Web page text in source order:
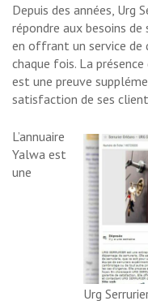
Depuis des années, Urg
répondre aux besoins de
en offrant un service de
chaque fois. La présence
est une preuve
satisfaction de ses
Urg
L’annuaire
Yalwa est
une